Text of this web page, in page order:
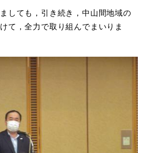
しても，引き続き，中山間地域の
て，全力で取り組んでまいりま